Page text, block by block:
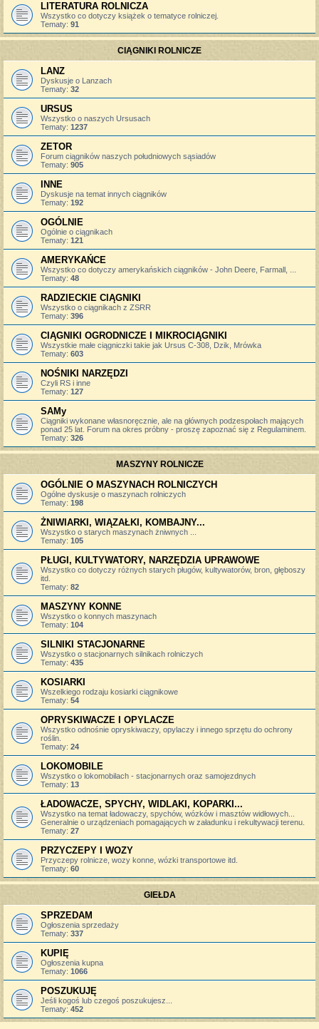
LITERATURA ROLNICZA
Wszystko co dotyczy książek o tematyce rolniczej.
Tematy: 91
CIĄGNIKI ROLNICZE
LANZ
Dyskusje o Lanzach
Tematy: 32
URSUS
Wszystko o naszych Ursusach
Tematy: 1237
ZETOR
Forum ciągników naszych południowych sąsiadów
Tematy: 905
INNE
Dyskusje na temat innych ciągników
Tematy: 192
OGÓLNIE
Ogólnie o ciągnikach
Tematy: 121
AMERYKAŃCE
Wszystko co dotyczy amerykańskich ciągników - John Deere, Farmall, ...
Tematy: 48
RADZIECKIE CIĄGNIKI
Wszystko o ciągnikach z ZSRR
Tematy: 396
CIĄGNIKI OGRODNICZE I MIKROCIĄGNIKI
Wszystkie małe ciągniczki takie jak Ursus C-308, Dzik, Mrówka
Tematy: 603
NOŚNIKI NARZĘDZI
Czyli RS i inne
Tematy: 127
SAMy
Ciągniki wykonane własnoręcznie, ale na głównych podzespołach mających
ponad 25 lat. Forum na okres próbny - proszę zapoznać się z Regulaminem.
Tematy: 326
MASZYNY ROLNICZE
OGÓLNIE O MASZYNACH ROLNICZYCH
Ogólne dyskusje o maszynach rolniczych
Tematy: 198
ŻNIWIARKI, WIĄZAŁKI, KOMBAJNY...
Wszystko o starych maszynach żniwnych ...
Tematy: 105
PŁUGI, KULTYWATORY, NARZĘDZIA UPRAWOWE
Wszystko co dotyczy różnych starych pługów, kultywatorów, bron, głęboszy
itd.
Tematy: 82
MASZYNY KONNE
Wszystko o konnych maszynach
Tematy: 104
SILNIKI STACJONARNE
Wszystko o stacjonarnych silnikach rolniczych
Tematy: 435
KOSIARKI
Wszelkiego rodzaju kosiarki ciągnikowe
Tematy: 54
OPRYSKIWACZE I OPYLACZE
Wszystko odnośnie opryskiwaczy, opylaczy i innego sprzętu do ochrony
roślin.
Tematy: 24
LOKOMOBILE
Wszystko o lokomobilach - stacjonarnych oraz samojezdnych
Tematy: 13
ŁADOWACZE, SPYCHY, WIDLAKI, KOPARKI...
Wszystko na temat ładowaczy, spychów, wózków i masztów widłowych...
Generalnie o urządzeniach pomagających w załadunku i rekultywacji terenu.
Tematy: 27
PRZYCZEPY I WOZY
Przyczepy rolnicze, wozy konne, wózki transportowe itd.
Tematy: 60
GIEŁDA
SPRZEDAM
Ogłoszenia sprzedaży
Tematy: 337
KUPIĘ
Ogłoszenia kupna
Tematy: 1066
POSZUKUJĘ
Jeśli kogoś lub czegoś poszukujesz...
Tematy: 452